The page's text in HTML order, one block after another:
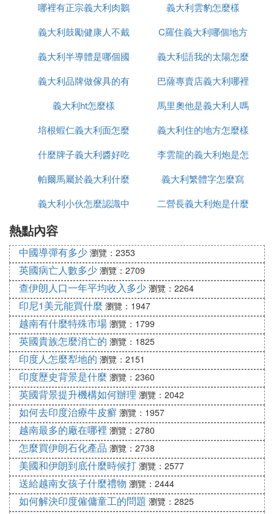
有哪些
哪裡有正宗義大利肉鵝
苗出售嗎
義大利雲豹怎麼樣
義大利鼓勵健康人不戴
口罩這什麼操作
C羅住義大利哪個地方
義大利半導體是哪個國
家的
義大利語我的太陽怎麼
寫
義大利品牌做傢具的有
哪些品牌
巴薩專賣店義大利哪裡
有
義大利ht怎麼樣
馬里奧他是義大利人嗎
法語怎麼說
培根蝦仁義大利面怎麼
做
義大利住的地方怎麼樣
什麼牌子義大利醬好吃
李雲龍的義大利炮是怎
麼發射
帕爾馬屬於義大利什麼
區
義大利繁體字怎麼寫
義大利小伙怎麼認識中
二營長義大利炮是什麼
熱點內容
中國導彈有多少 瀏覽：2353
英國病亡人數多少 瀏覽：2709
查伊朗人口一年平均收入多少 瀏覽：2264
印尼1美元能買什麼 瀏覽：1947
越南有什麼特殊市場 瀏覽：1799
英國貴族怎麼消亡的 瀏覽：1825
印度人怎麼犁地的 瀏覽：2151
印度歷史背景是什麼 瀏覽：2360
英國背景提升機構如何辦理 瀏覽：2042
如何去印度治療牛皮癬 瀏覽：1957
越南最多的廠在哪裡 瀏覽：2780
怎麼買伊朗石化產品 瀏覽：2738
美國和伊朗到底什麼時候打 瀏覽：2577
送給越南女孩子什麼禮物 瀏覽：2444
如何解決印度僱傭童工的問題 瀏覽：2825